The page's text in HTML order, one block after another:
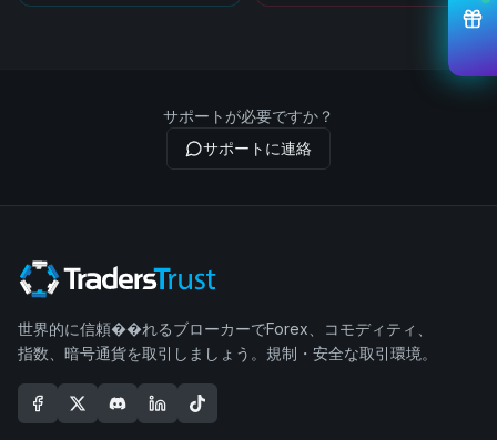
サポートが必要ですか？
サポートに連絡
世界的に信頼��れるブローカーでForex、コモディティ、
指数、暗号通貨を取引しましょう。規制・安全な取引環境。